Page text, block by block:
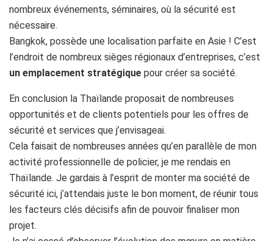
nombreux événements, séminaires, où la sécurité est
nécessaire.
Bangkok, possède une localisation parfaite en Asie ! C’est
l’endroit de nombreux sièges régionaux d’entreprises, c’est
un emplacement stratégique pour créer sa société.
En conclusion la Thaïlande proposait de nombreuses
opportunités et de clients potentiels pour les offres de
sécurité et services que j’envisageai.
Cela faisait de nombreuses années qu’en parallèle de mon
activité professionnelle de policier, je me rendais en
Thaïlande. Je gardais à l’esprit de monter ma société de
sécurité ici, j’attendais juste le bon moment, de réunir tous
les facteurs clés décisifs afin de pouvoir finaliser mon
projet.